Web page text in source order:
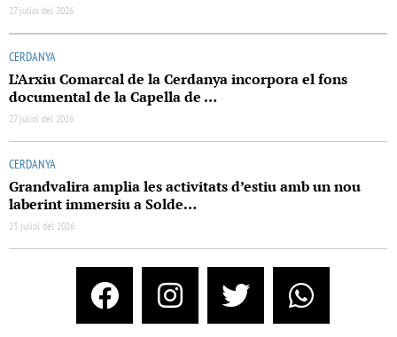
27 juliol del 2026
CERDANYA
L’Arxiu Comarcal de la Cerdanya incorpora el fons
documental de la Capella de …
27 juliol del 2026
CERDANYA
Grandvalira amplia les activitats d’estiu amb un nou
laberint immersiu a Solde…
23 juliol del 2026